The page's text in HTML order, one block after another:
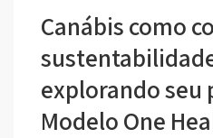
Canábis como
explorando seu
Modelo One